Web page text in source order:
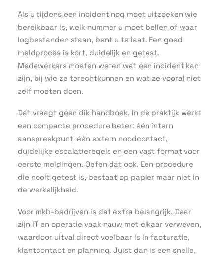
Als u tijdens een incident nog moet uitzoeken wie
bereikbaar is, welk nummer u moet bellen of waar
logbestanden staan, bent u te laat. Een goed
meldproces is kort, duidelijk en getest.
Medewerkers moeten weten wat een incident kan
zijn, bij wie ze terechtkunnen en wat ze vooral níet
zelf moeten doen.
Dat vraagt geen dik handboek. In de praktijk werkt
een compacte procedure beter: één intern
aanspreekpunt, één extern noodcontact,
duidelijke escalatieregels en een vast format voor
eerste meldingen. Oefen dat ook. Een procedure
die nooit getest is, bestaat op papier maar niet in
de werkelijkheid.
Voor mkb-bedrijven is dat extra belangrijk. Daar
zijn IT en operatie vaak nauw met elkaar verweven,
waardoor uitval direct voelbaar is in facturatie,
klantcontact en planning. Juist dan is een snelle,